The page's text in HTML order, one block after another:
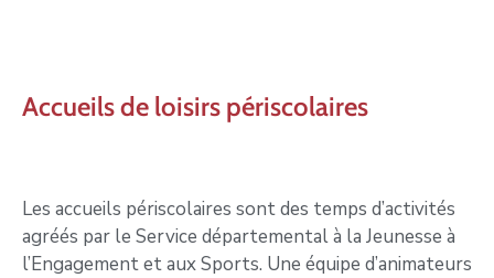
Accueils de loisirs périscolaires
Les accueils périscolaires sont des temps d’activités
agréés par le Service départemental à la Jeunesse à
l’Engagement et aux Sports. Une équipe d’animateurs